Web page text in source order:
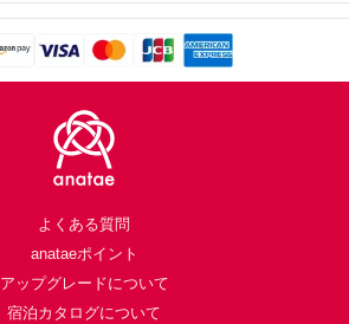
よくある質問
anataeポイント
アップグレードについて
宿泊カタログについて